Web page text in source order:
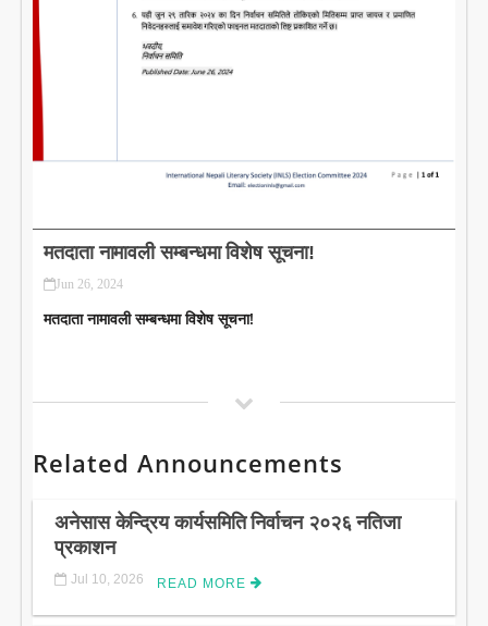
LITERATURE
मतदाता नामावली सम्बन्धमा विशेष सूचना!
Jun 26, 2024
मतदाता नामावली सम्बन्धमा विशेष सूचना!
Related Announcements
अनेसास केन्द्रिय कार्यसमिति निर्वाचन २०२६ नतिजा
प्रकाशन
Jul 10, 2026 READ MORE